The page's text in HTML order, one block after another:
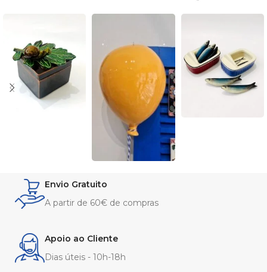
Envio Gratuito
A partir de 60€ de compras
Apoio ao Cliente
Dias úteis - 10h-18h